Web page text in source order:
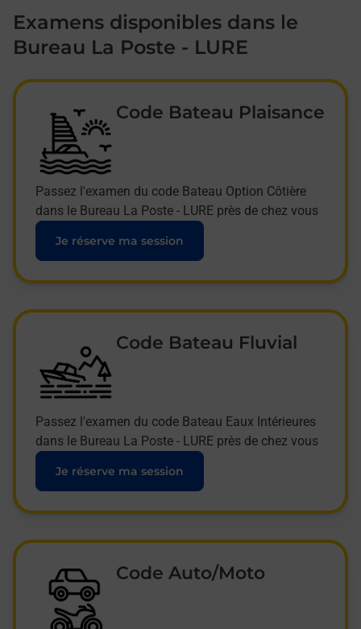
Examens disponibles dans le
Bureau La Poste - LURE
Code Bateau Plaisance
Passez l'examen du code Bateau Option Côtière
dans le Bureau La Poste - LURE près de chez vous
Je réserve ma session
Code Bateau Fluvial
Passez l'examen du code Bateau Eaux Intérieures
dans le Bureau La Poste - LURE près de chez vous
Je réserve ma session
Code Auto/Moto